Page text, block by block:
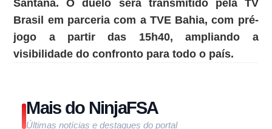
Santana. O duelo será transmitido pela TV
Brasil em parceria com a TVE Bahia, com pré-
jogo a partir das 15h40, ampliando a
visibilidade do confronto para todo o país.
Mais do NinjaFSA
Últimas notícias e destaques do portal